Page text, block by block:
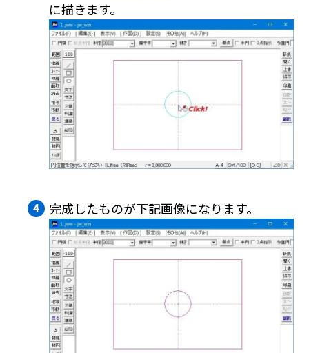
に描きます。
完成したものが下記画像になります。